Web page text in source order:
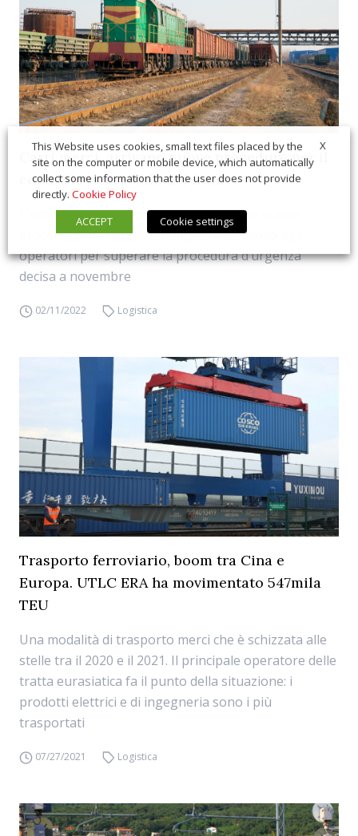
Carri merci, arrivano nuove procedure per il
controllo del rischio dei freni
L'ente preposto, con l'emanazione delle nuove
procedure, ha richiesto maggiore controllo agli
operatori per superare la procedura d’urgenza
decisa a novembre
02/11/2022 Logistica
Trasporto ferroviario, boom tra Cina e
Europa. UTLC ERA ha movimentato 547mila
TEU
Una modalità di trasporto merci che è schizzata alle
stelle tra il 2020 e il 2021. Il principale operatore delle
tratta eurasiatica fa il punto della situazione: i
prodotti elettrici e di ingegneria sono i più
trasportati
07/27/2021 Logistica
X
This Website uses cookies, small text files placed by the
site on the computer or mobile device, which automatically
collect some information that the user does not provide
directly. Cookie Policy
ACCEPT
Cookie settings